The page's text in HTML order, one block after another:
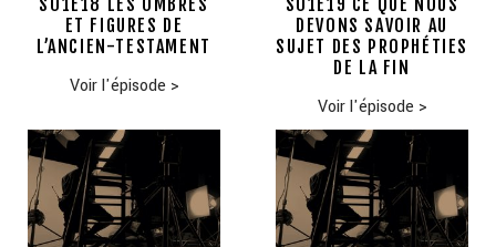
S01E18 LES OMBRES
ET FIGURES DE
L’ANCIEN-TESTAMENT
Voir l'épisode >
S01E19 CE QUE NOUS
DEVONS SAVOIR AU
SUJET DES PROPHÉTIES
DE LA FIN
Voir l'épisode >